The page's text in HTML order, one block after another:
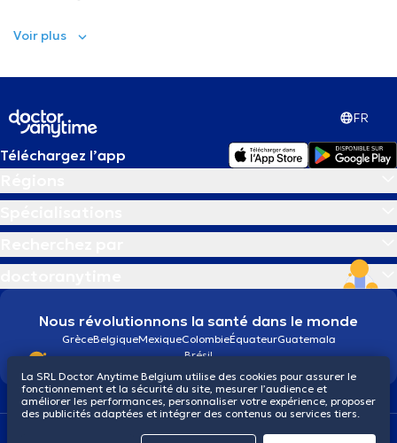
Voir plus
FR
Téléchargez l’app
Nous révolutionnons la santé dans le monde
GrèceBelgiqueMexiqueColombieÉquateurGuatemala
Brésil
Conditions généralesCookiesPolitique de confidentialité
La SRL Doctor Anytime Belgium utilise des cookies pour assurer le
fonctionnement et la sécurité du site, mesurer l’audience et
améliorer les performances, personnaliser votre expérience, proposer
des publicités adaptées et intégrer des contenus ou services tiers.